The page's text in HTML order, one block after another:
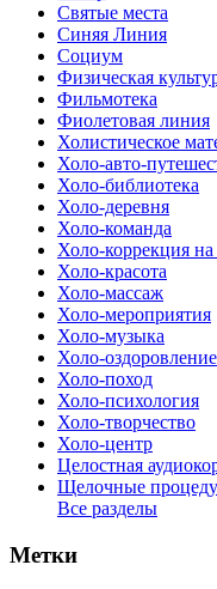
Святые места
Синяя Линия
Социум
Физическая
Фильмотека
Фиолетовая линия
Холистическое
Холо-авто-
Холо-библиотека
Холо-деревня
Холо-команда
Холо-коррекция
Холо-красота
Холо-массаж
Холо-мероприятия
Холо-музыка
Холо-оздоровление
Холо-поход
Холо-психология
Холо-творчество
Холо-центр
Целостная
Щелочные
Все разделы
Метки